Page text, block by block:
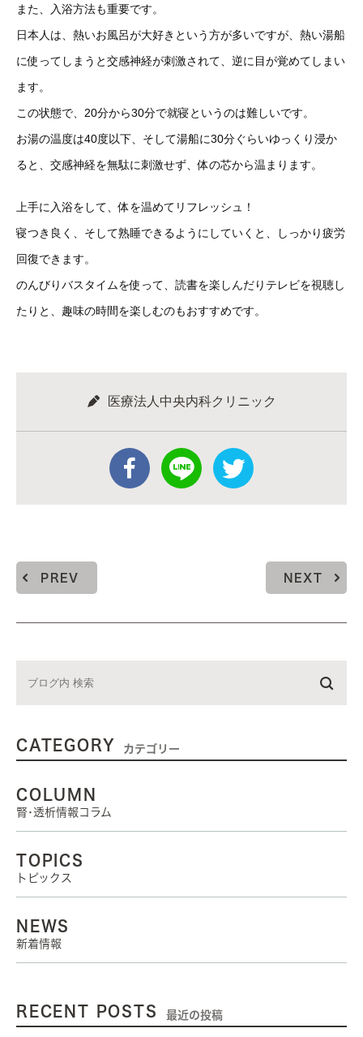
また、入浴方法も重要です。
日本人は、熱いお風呂が大好きという方が多いですが、熱い湯船
に使ってしまうと交感神経が刺激されて、逆に目が覚めてしまい
ます。
この状態で、20分から30分で就寝というのは難しいです。
お湯の温度は40度以下、そして湯船に30分ぐらいゆっくり浸か
ると、交感神経を無駄に刺激せず、体の芯から温まります。
上手に入浴をして、体を温めてリフレッシュ！
寝つき良く、そして熟睡できるようにしていくと、しっかり疲労
回復できます。
のんびりバスタイムを使って、読書を楽しんだりテレビを視聴し
たりと、趣味の時間を楽しむのもおすすめです。
医療法人中央内科クリニック
PREV NEXT
CATEGORY カテゴリー
COLUMN
腎･透析情報コラム
TOPICS
トピックス
NEWS
新着情報
RECENT POSTS 最近の投稿